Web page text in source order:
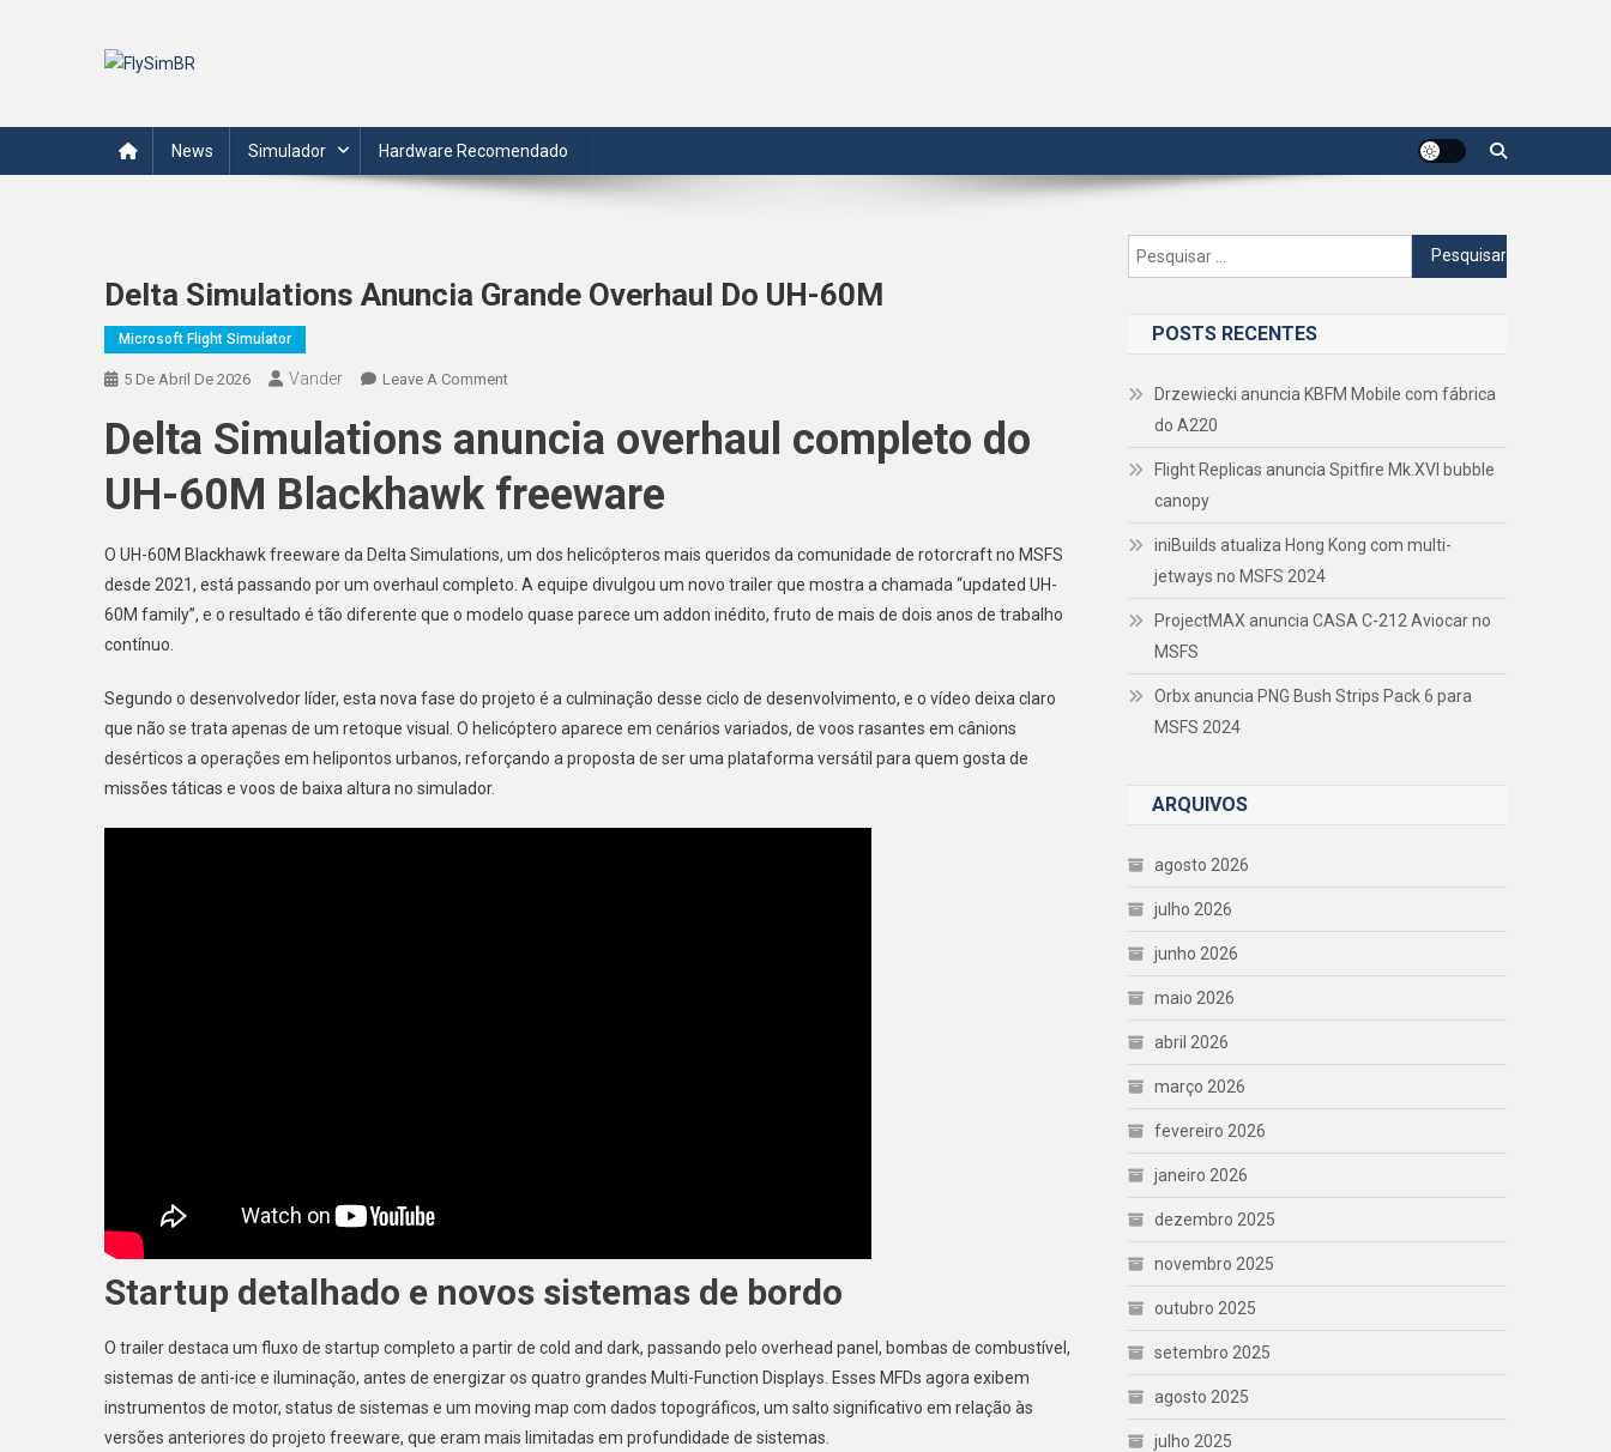
News Simulador Hardware Recomendado
Delta Simulations Anuncia Grande Overhaul Do UH-60M
Microsoft Flight Simulator
5 De Abril De 2026 Vander Leave A CommentOn
Simulations
Grande
Delta Simulations anuncia overhaul completo do
UH-60M Blackhawk freeware
O UH-60M Blackhawk freeware da Delta Simulations, um dos helicópteros mais queridos da comunidade de rotorcraft no MSFS
desde 2021, está passando por um overhaul completo. A equipe divulgou um novo trailer que mostra a chamada “updated UH-
60M family”, e o resultado é tão diferente que o modelo quase parece um addon inédito, fruto de mais de dois anos de trabalho
contínuo.
Segundo o desenvolvedor líder, esta nova fase do projeto é a culminação desse ciclo de desenvolvimento, e o vídeo deixa claro
que não se trata apenas de um retoque visual. O helicóptero aparece em cenários variados, de voos rasantes em cânions
desérticos a operações em helipontos urbanos, reforçando a proposta de ser uma plataforma versátil para quem gosta de
missões táticas e voos de baixa altura no simulador.
Startup detalhado e novos sistemas de bordo
O trailer destaca um fluxo de startup completo a partir de cold and dark, passando pelo overhead panel, bombas de combustível,
sistemas de anti-ice e iluminação, antes de energizar os quatro grandes Multi-Function Displays. Esses MFDs agora exibem
instrumentos de motor, status de sistemas e um moving map com dados topográficos, um salto significativo em relação às
versões anteriores do projeto freeware, que eram mais limitadas em profundidade de sistemas.
Pesquisar
por:
POSTS RECENTES
Drzewiecki anuncia KBFM Mobile com fábrica
do A220
Flight Replicas anuncia Spitfire Mk.XVI bubble
canopy
iniBuilds atualiza Hong Kong com multi-
jetways no MSFS 2024
ProjectMAX anuncia CASA C-212 Aviocar no
MSFS
Orbx anuncia PNG Bush Strips Pack 6 para
MSFS 2024
ARQUIVOS
agosto 2026
julho 2026
junho 2026
maio 2026
abril 2026
março 2026
fevereiro 2026
janeiro 2026
dezembro 2025
novembro 2025
outubro 2025
setembro 2025
agosto 2025
julho 2025